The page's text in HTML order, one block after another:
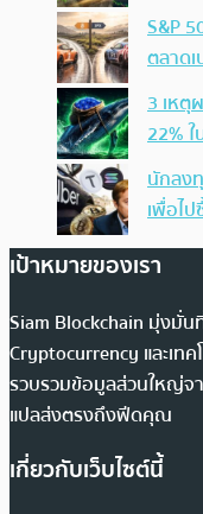
S&P
ตลาด
3 เหตุ
22%
นักลง
เพื่อไ
เป้าหมายของเรา
Siam Blockchain มุ่งมั่น
Cryptocurrency และเท
รวบรวมข้อมูลส่วนใหญ่จา
แปลส่งตรงถึงฟีดคุณ
เกี่ยวกับเว็บไซต์นี้